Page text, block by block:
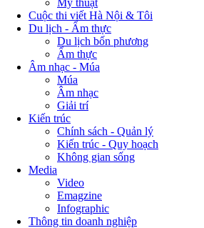
Mỹ thuật
Cuộc thi viết Hà Nội & Tôi
Du lịch - Ẩm thực
Du lịch bốn phương
Ẩm thực
Âm nhạc - Múa
Múa
Âm nhạc
Giải trí
Kiến trúc
Chính sách - Quản lý
Kiến trúc - Quy hoạch
Không gian sống
Media
Video
Emagzine
Infographic
Thông tin doanh nghiệp